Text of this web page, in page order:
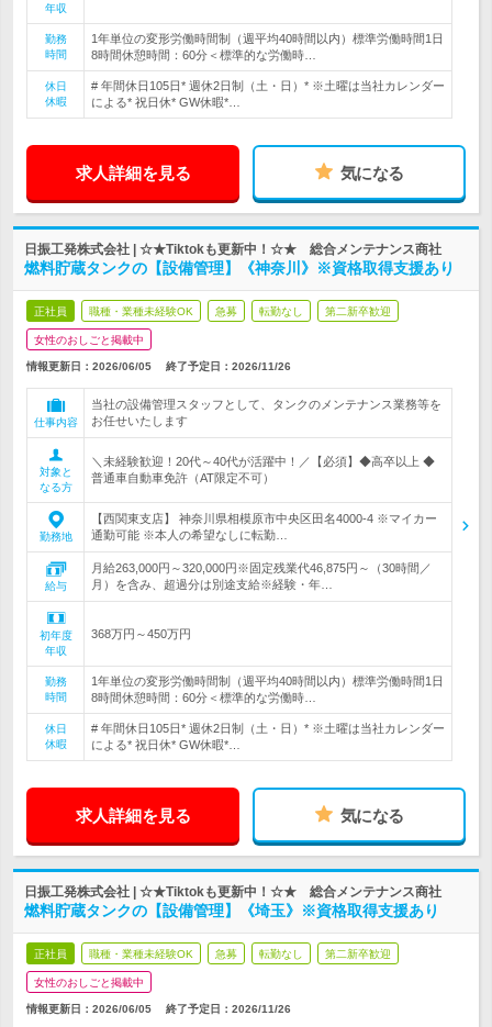
年収
勤務
時間
1年単位の変形労働時間制（週平均40時間以内）標準労働時間1日
8時間休憩時間：60分＜標準的な労働時…
休日
休暇
# 年間休日105日* 週休2日制（土・日）* ※土曜は当社カレンダー
による* 祝日休* GW休暇*…
求人詳細を見る 気になる
日振工発株式会社 | ☆★Tiktokも更新中！☆★ 総合メンテナンス商社
燃料貯蔵タンクの【設備管理】《神奈川》※資格取得支援あり
正社員 職種・業種未経験OK 急募 転勤なし 第二新卒歓迎
女性のおしごと掲載中
情報更新日：2026/06/05 終了予定日： 2026/11/26
仕事内容
当社の設備管理スタッフとして、タンクのメンテナンス業務等を
お任せいたします
対象と
なる方
＼未経験歓迎！20代～40代が活躍中！／【必須】◆高卒以上 ◆
普通車自動車免許（AT限定不可）
勤務地
【西関東支店】 神奈川県相模原市中央区田名4000-4 ※マイカー
通勤可能 ※本人の希望なしに転勤…
給与
月給263,000円～320,000円※固定残業代46,875円～（30時間／
月）を含み、超過分は別途支給※経験・年…
初年度
年収
368万円～450万円
勤務
時間
1年単位の変形労働時間制（週平均40時間以内）標準労働時間1日
8時間休憩時間：60分＜標準的な労働時…
休日
休暇
# 年間休日105日* 週休2日制（土・日）* ※土曜は当社カレンダー
による* 祝日休* GW休暇*…
求人詳細を見る 気になる
日振工発株式会社 | ☆★Tiktokも更新中！☆★ 総合メンテナンス商社
燃料貯蔵タンクの【設備管理】《埼玉》※資格取得支援あり
正社員 職種・業種未経験OK 急募 転勤なし 第二新卒歓迎
女性のおしごと掲載中
情報更新日：2026/06/05 終了予定日： 2026/11/26